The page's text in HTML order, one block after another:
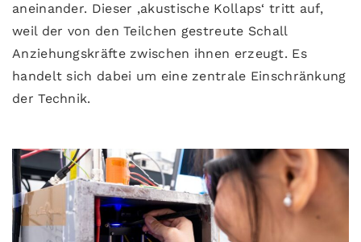
aneinander. Dieser ‚akustische Kollaps‘ tritt auf,
weil der von den Teilchen gestreute Schall
Anziehungskräfte zwischen ihnen erzeugt. Es
handelt sich dabei um eine zentrale Einschränkung
der Technik.